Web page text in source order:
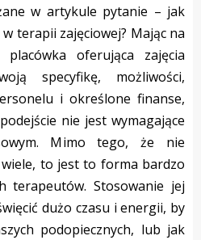
w artykule pytanie – jak
terapii zajęciowej? Mając na
oferująca zajęcia
specyfikę, możliwości,
i określone finanse,
nie jest wymagające
Mimo tego, że nie
to jest to forma bardzo
terapeutów. Stosowanie jej
dużo czasu i energii, by
podopiecznych, lub jak